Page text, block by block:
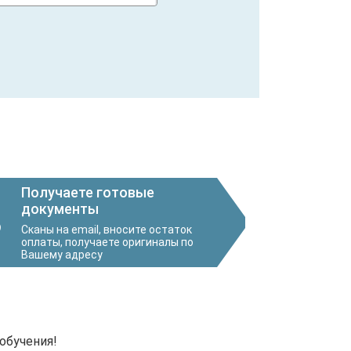
Получаете готовые
документы
Сканы на email, вносите остаток
оплаты, получаете оригиналы по
Вашему адресу